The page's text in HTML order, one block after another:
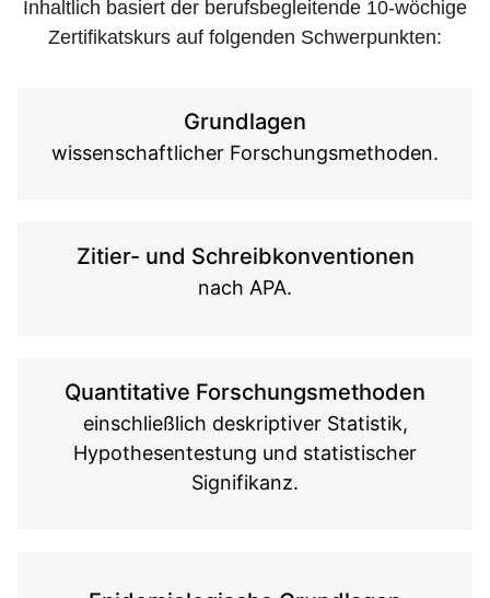
Inhaltlich basiert der berufsbegleitende 10-wöchige
Zertifikatskurs auf folgenden Schwerpunkten:
Grundlagen
wissenschaftlicher Forschungsmethoden.
Zitier- und Schreibkonventionen
nach APA.
Quantitative Forschungsmethoden
einschließlich deskriptiver Statistik,
Hypothesentestung und statistischer
Signifikanz.